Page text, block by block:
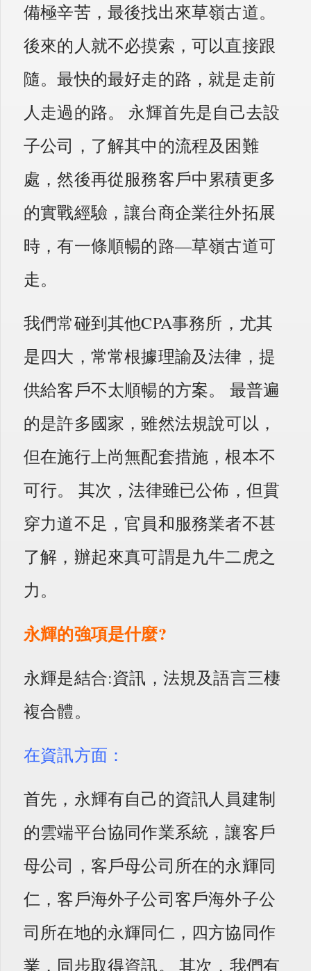
備極辛苦，最後找出來草嶺古道。
後來的人就不必摸索，可以直接跟
隨。最快的最好走的路，就是走前
人走過的路。 永輝首先是自己去設
子公司，了解其中的流程及困難
處，然後再從服務客戶中累積更多
的實戰經驗，讓台商企業往外拓展
時，有一條順暢的路—草嶺古道可
走。
我們常碰到其他CPA事務所，尤其
是四大，常常根據理諭及法律，提
供給客戶不太順暢的方案。 最普遍
的是許多國家，雖然法規說可以，
但在施行上尚無配套措施，根本不
可行。 其次，法律雖已公佈，但貫
穿力道不足，官員和服務業者不甚
了解，辦起來真可謂是九牛二虎之
力。
永輝的強項是什麼?
永輝是結合:資訊，法規及語言三棲
複合體。
在資訊方面：
首先，永輝有自己的資訊人員建制
的雲端平台協同作業系統，讓客戶
母公司，客戶母公司所在的永輝同
仁，客戶海外子公司客戶海外子公
司所在地的永輝同仁，四方協同作
業，同步取得資訊。 其次，我們有